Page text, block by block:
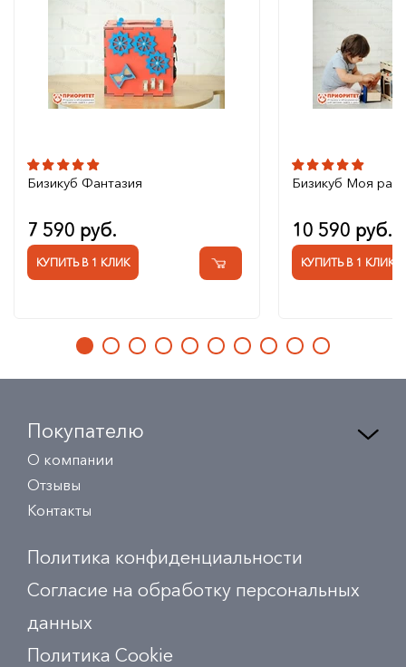
Бизикуб Фантазия
7 590 руб.
КУПИТЬ В 1 КЛИК
Бизикуб Моя
10 590 руб.
КУПИТЬ В 1 КЛИК
Покупателю
О компании
Отзывы
Контакты
Политика конфиденциальности
Согласие на обработку персональных
данных
Политика Сookie